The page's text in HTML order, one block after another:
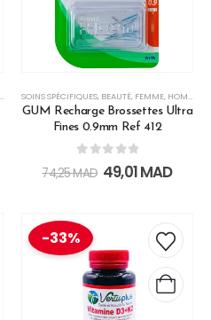
,DÉFENSES NATURELLES, FEMME
SOINS SPÉCIFIQUES, BEAUTÉ, FEMME, HOMME
GUM Recharge Brossettes Ultra
Fines 0.9mm Ref 412
out of 5
74,25MAD 49,01MAD
-33%